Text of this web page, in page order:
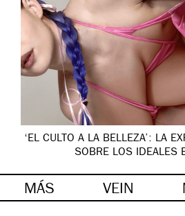
‘EL CULTO A LA BELLEZA’: LA
SOBRE LOS IDEALES
MÁS VEIN